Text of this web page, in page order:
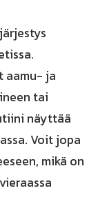
aamu- ja
tai
näyttää
Voit jopa
mikä on